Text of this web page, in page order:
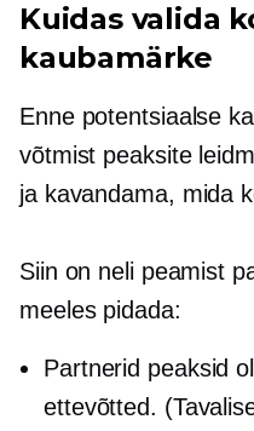
Kuidas valida
kaubamärke
Enne potentsiaalse
võtmist peaksite
ja kavandama, mida
Siin on neli peamist
meeles pidada:
Partnerid peaksid
ettevõtted.